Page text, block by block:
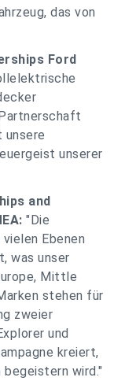
das von
Ford
unsere
unserer
and
"Die
Ebenen
was unser
Mittle
stehen für
zweier
und
kreiert,
begeistern wird."